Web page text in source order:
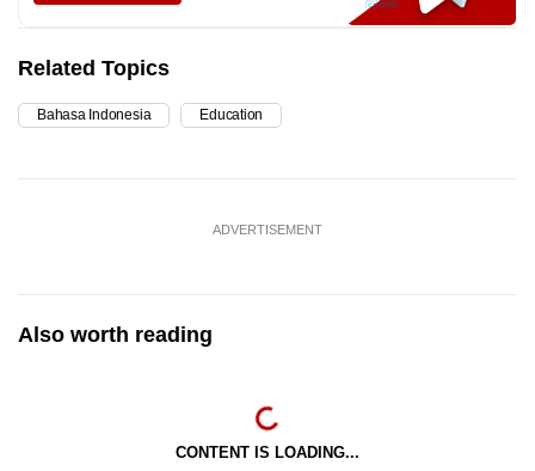
Related Topics
Bahasa Indonesia Education
ADVERTISEMENT
Also worth reading
CONTENT IS LOADING...